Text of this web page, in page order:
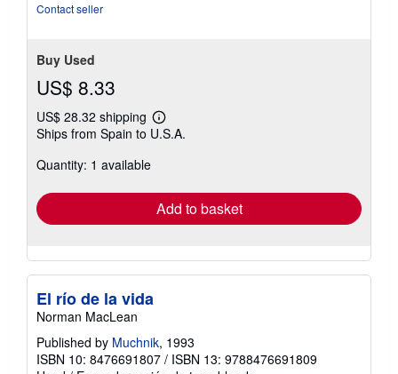
Contact seller
Buy Used
US$ 8.33
US$ 28.32 shipping
Learn
more
Ships from Spain to U.S.A.
Quantity: 1 available
Add to basket
El río de la vida
Norman MacLean
Published by Muchnik, 1993
ISBN 10: 8476691807 / ISBN 13: 9788476691809